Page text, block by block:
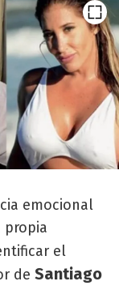
emocional
propia
el
de Santiago